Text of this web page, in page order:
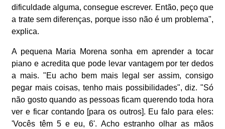
dificuldade alguma, consegue escrever. Então, peço que
a trate sem diferenças, porque isso não é um problema",
explica.
A pequena Maria Morena sonha em aprender a tocar
piano e acredita que pode levar vantagem por ter dedos
a mais. "Eu acho bem mais legal ser assim, consigo
pegar mais coisas, tenho mais possibilidades", diz. "Só
não gosto quando as pessoas ficam querendo toda hora
ver e ficar contando [para os outros]. Eu falo para eles:
'Vocês têm 5 e eu, 6'. Acho estranho olhar as mãos